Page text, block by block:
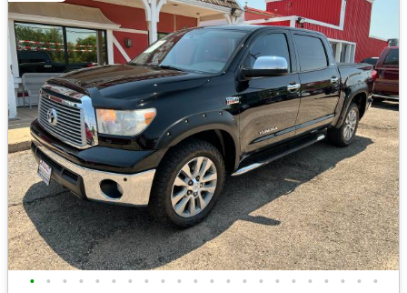
• • • • • • • • • • • • • • • • • • • • • •